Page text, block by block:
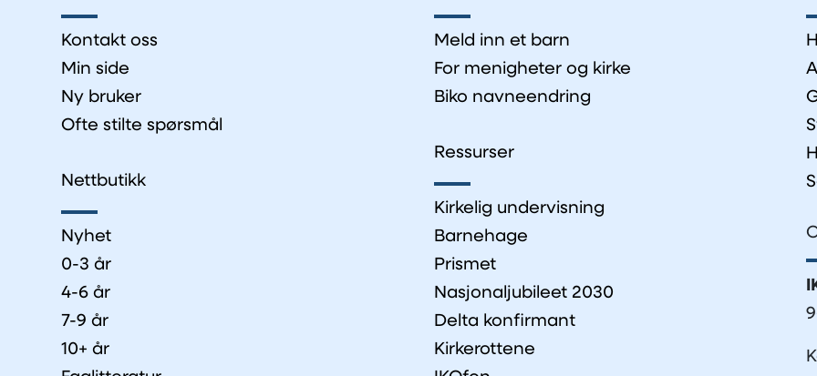
Kontakt oss
Min side
Ny bruker
Ofte stilte spørsmål
Nettbutikk
Nyhet
0-3 år
4-6 år
7-9 år
10+ år
Meld inn et barn
For menigheter og kirke
Biko navneendring
Ressurser
Kirkelig undervisning
Barnehage
Prismet
Nasjonaljubileet 2030
Delta konfirmant
Kirkerottene